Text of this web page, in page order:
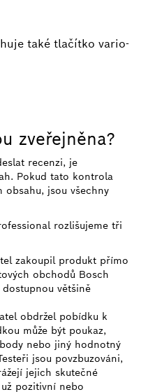
také tlačítko vario-
zveřejněna?
recenzi, je
Pokud tato kontrola
obsahu, jsou všechny
rozlišujeme tři
zakoupil produkt přímo
obchodů Bosch
většině
obdržel pobídku k
může být poukaz,
nebo jiný hodnotný
jsou povzbuzováni,
jejich skutečné
pozitivní nebo